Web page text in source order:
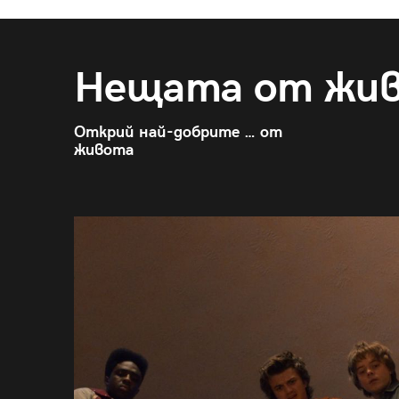
Нещата от
Открий най-добрите … от
живота